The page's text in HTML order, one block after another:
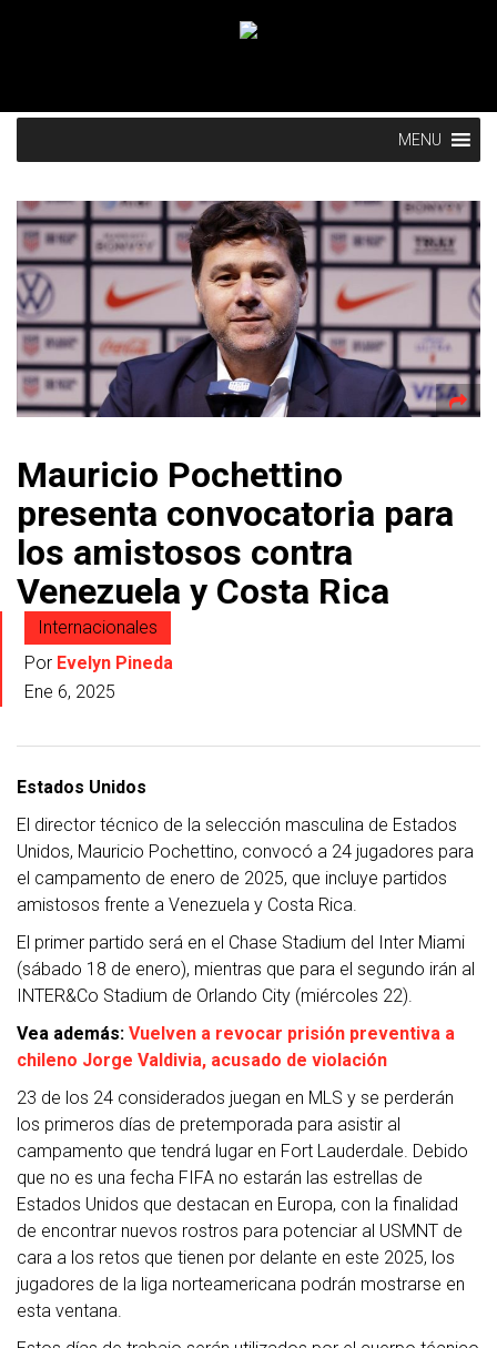
MENU
Mauricio Pochettino
presenta convocatoria para
los amistosos contra
Venezuela y Costa Rica
Internacionales
Por Evelyn Pineda
Ene 6, 2025
Estados Unidos
El director técnico de la selección masculina de Estados
Unidos, Mauricio Pochettino, convocó a 24 jugadores para
el campamento de enero de 2025, que incluye partidos
amistosos frente a Venezuela y Costa Rica.
El primer partido será en el Chase Stadium del Inter Miami
(sábado 18 de enero), mientras que para el segundo irán al
INTER&Co Stadium de Orlando City (miércoles 22).
Vea además: Vuelven a revocar prisión preventiva a
chileno Jorge Valdivia, acusado de violación
23 de los 24 considerados juegan en MLS y se perderán
los primeros días de pretemporada para asistir al
campamento que tendrá lugar en Fort Lauderdale. Debido
que no es una fecha FIFA no estarán las estrellas de
Estados Unidos que destacan en Europa, con la finalidad
de encontrar nuevos rostros para potenciar al USMNT de
cara a los retos que tienen por delante en este 2025, los
jugadores de la liga norteamericana podrán mostrarse en
esta ventana.